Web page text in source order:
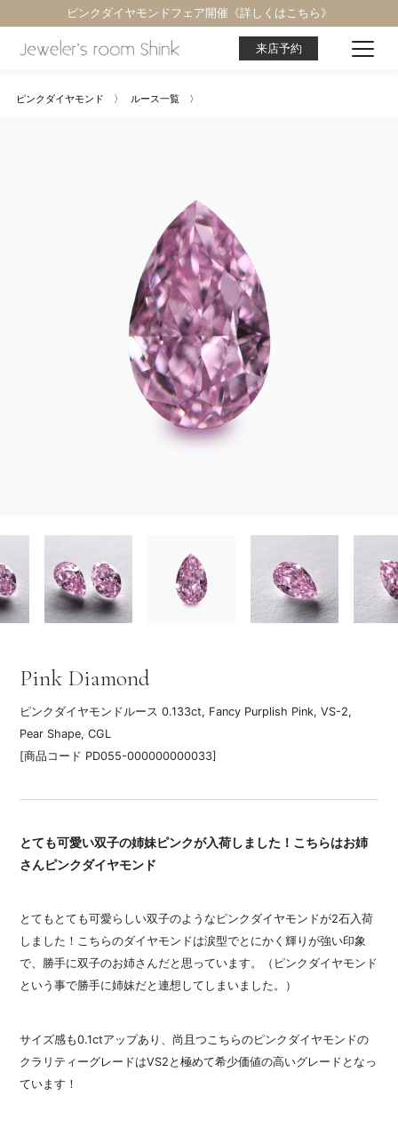
ピンクダイヤモンドフェア開催《詳しくはこちら》
来店予約
ピンクダイヤモンド 〉 ルース一覧 〉
Pink Diamond
ピンクダイヤモンドルース0.133ct, Fancy Purplish Pink, VS-2,
Pear Shape, CGL
[商品コード PD055-000000000033]
とても可愛い双子の姉妹ピンクが入荷しました！こちらはお姉
さんピンクダイヤモンド
とてもとても可愛らしい双子のようなピンクダイヤモンドが2石入荷
しました！こちらのダイヤモンドは涙型でとにかく輝りが強い印象
で、勝手に双子のお姉さんだと思っています。（ピンクダイヤモンド
という事で勝手に姉妹だと連想してしまいました。）
サイズ感も0.1ctアップあり、尚且つこちらのピンクダイヤモンドの
クラリティーグレードはVS2と極めて希少価値の高いグレードとなっ
ています！